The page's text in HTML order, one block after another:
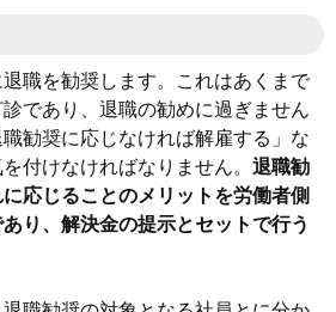
職を勧奨します。これはあくまで
であり、退職の勧めに過ぎません
勧奨に応じなければ解雇する」な
付けなければなりません。 退職勧
応じることのメリットを労働者側
り、解決金の提示とセットで行う